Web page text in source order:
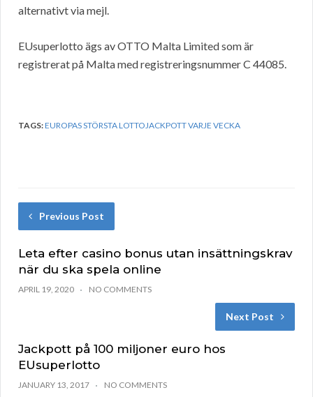
alternativt via mejl.
EUsuperlotto ägs av OTTO Malta Limited som är
registrerat på Malta med registreringsnummer C 44085.
TAGS:EUROPAS STÖRSTA LOTTOJACKPOTT VARJE VECKA
Previous Post
Leta efter casino bonus utan insättningskrav
när du ska spela online
APRIL 19, 2020 NO COMMENTS
Next Post
Jackpott på 100 miljoner euro hos
EUsuperlotto
JANUARY 13, 2017 NO COMMENTS